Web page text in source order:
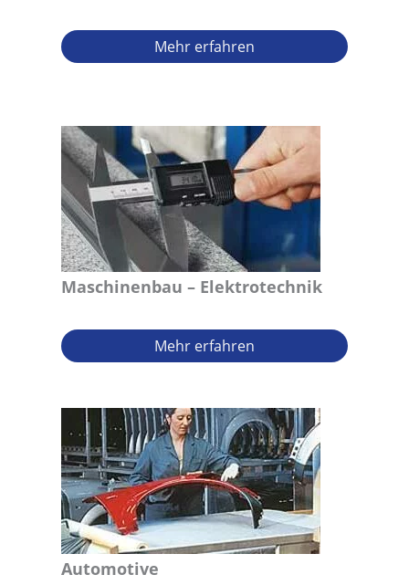
Mehr erfahren
Maschinenbau – Elektrotechnik
Mehr erfahren
Automotive